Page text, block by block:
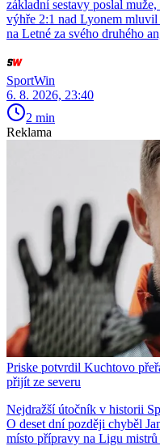
základní sestavy poslal
výhře 2:1 nad Lyonem
na Letné za svého druhého
SportWin
6. 8. 2026, 23:40
2 min
Reklama
Priske potvrdil Kuchtovo
přijít ze severu
Nejdražší útočník v historii
O deset dní později chyběl
místo přípravy na Ligu